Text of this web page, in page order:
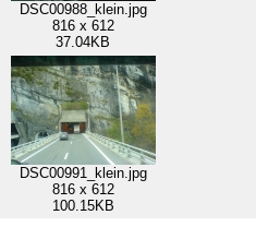
DSC00988_klein.jpg
816 x 612
37.04KB
DSC00991_klein.jpg
816 x 612
100.15KB